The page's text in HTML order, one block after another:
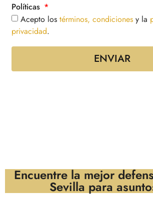
Políticas
Acepto los términos, condicionesy la
privacidad.
ENVIAR
Encuentre la mejor
Sevilla para